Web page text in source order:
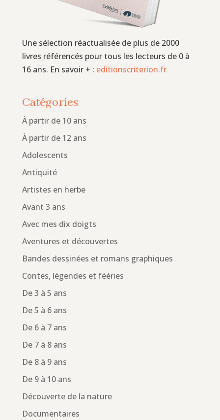
Une sélection réactualisée de plus de 2000
livres référencés pour tous les lecteurs de 0 à
16 ans. En savoir + : editionscriterion.fr
Catégories
À partir de 10 ans
À partir de 12 ans
Adolescents
Antiquité
Artistes en herbe
Avant 3 ans
Avec mes dix doigts
Aventures et découvertes
Bandes dessinées et romans graphiques
Contes, légendes et fééries
De 3 à 5 ans
De 5 à 6 ans
De 6 à 7 ans
De 7 à 8 ans
De 8 à 9 ans
De 9 à 10 ans
Découverte de la nature
Documentaires